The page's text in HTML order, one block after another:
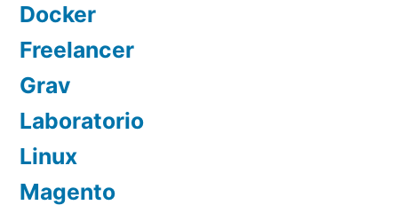
Docker
Freelancer
Grav
Laboratorio
Linux
Magento